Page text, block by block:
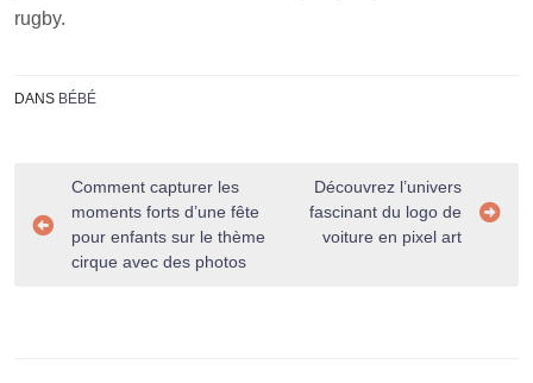
rugby.
DANS BÉBÉ
Navigation
de
l’article
Comment capturer les
moments forts d’une fête
pour enfants sur le thème
cirque avec des photos
Découvrez l’univers
fascinant du logo de
voiture en pixel art